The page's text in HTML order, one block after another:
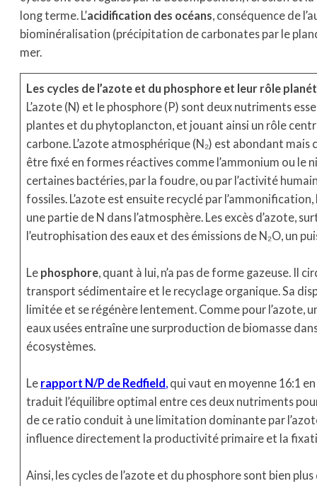
long terme. L’acidification des océans, conséquence de
biominéralisation (précipitation de carbonates par le
mer.
Les cycles de l’azote et du phosphore et leur rôle
L’azote (N) et le phosphore (P) sont deux nutriments
plantes et du phytoplancton, et jouant ainsi un rôle
carbone. L’azote atmosphérique (N₂) est abondant
être fixé en formes réactives comme l’ammonium ou
certaines bactéries, par la foudre, ou par l’activité
fossiles. L’azote est ensuite recyclé par
une partie de N dans l’atmosphère. Les excès d’azote,
l’eutrophisation des eaux et des émissions de N₂O, un
Le phosphore, quant à lui, n’a pas de forme gazeuse. Il
transport sédimentaire et le recyclage organique. Sa
limitée et se régénère lentement. Comme pour l’azote,
eaux usées entraîne une surproduction de biomasse
écosystèmes.
Le rapport N/P de Redfield , qui vaut en moyenne 16:1
traduit l’équilibre optimal entre ces deux nutriments
de ce ratio conduit à une limitation dominante par
influence directement la productivité primaire et la
Ainsi, les cycles de l’azote et du phosphore sont bien